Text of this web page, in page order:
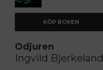
KÖP BOKEN
Odjuren
Ingvild Bjerkeland